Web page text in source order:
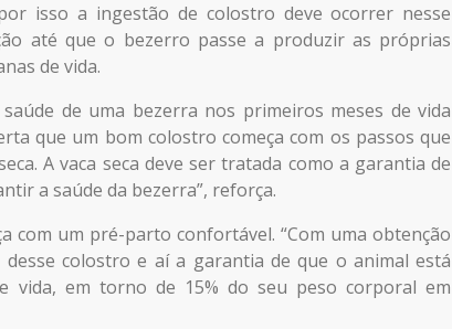
isso a ingestão de colostro deve ocorrer nesse
até que o bezerro passe a produzir as próprias
de vida.
de uma bezerra nos primeiros meses de vida
que um bom colostro começa com os passos que
A vaca seca deve ser tratada como a garantia de
a saúde da bezerra”, reforça.
com um pré-parto confortável. “Com uma obtenção
colostro e aí a garantia de que o animal está
vida, em torno de 15% do seu peso corporal em